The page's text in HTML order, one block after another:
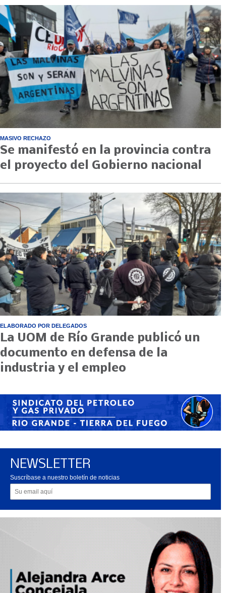
MASIVO RECHAZO
Se manifestó en la provincia contra
el proyecto del Gobierno nacional
ELABORADO POR DELEGADOS
La UOM de Río Grande publicó un
documento en defensa de la
industria y el empleo
NEWSLETTER
Suscríbase a nuestro boletín de noticias